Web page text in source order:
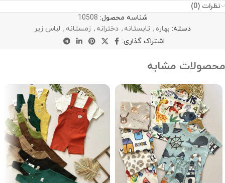
نظرات (0)
شناسه محصول: 10508
دسته: بهاره , تابستانه , دخترانه , زمستانه , لباس زیر
اشتراک گذاری:
محصولات مشابه